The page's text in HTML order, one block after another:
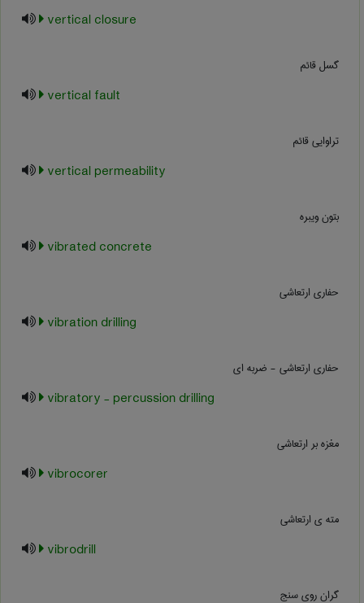
vertical closure
گسل قائم
vertical fault
تراوایی قائم
vertical permeability
بتون ویبره
vibrated concrete
حفاری ارتعاشی
vibration drilling
حفاری ارتعاشی - ضربه ای
vibratory - percussion drilling
مغزه بر ارتعاشی
vibrocorer
مته ی ارتعاشی
vibrodrill
گران روی سنج